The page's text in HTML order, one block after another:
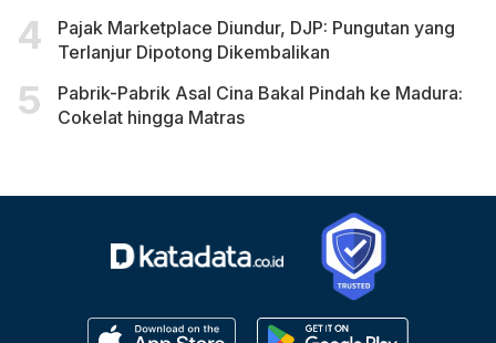
Pajak Marketplace Diundur, DJP: Pungutan yang
Terlanjur Dipotong Dikembalikan
Pabrik-Pabrik Asal Cina Bakal Pindah ke Madura:
Cokelat hingga Matras